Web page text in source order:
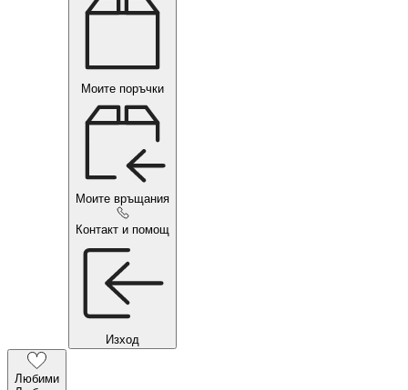
Моите поръчки
Моите връщания
Контакт и помощ
Изход
Любими